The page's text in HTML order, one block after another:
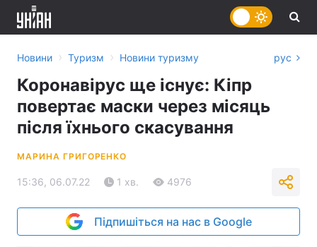
Новини › Туризм › Новини туризму рус
Коронавірус ще існує: Кіпр
повертає маски через місяць
після їхнього скасування
МАРИНА ГРИГОРЕНКО
15:36, 06.07.22 1 хв. 4976
Підпишіться на нас в Google